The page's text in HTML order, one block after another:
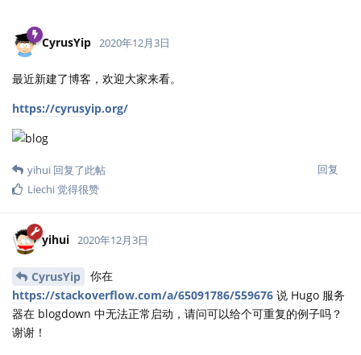
CyrusYip 2020年12月3日
最近新建了博客，欢迎大家来看。
https://cyrusyip.org/
回复
yihui 回复了此帖
Liechi觉得很赞
yihui 2020年12月3日
CyrusYip
你在
https://stackoverflow.com/a/65091786/559676 说 Hugo 服务
器在 blogdown 中无法正常启动，请问可以给个可重复的例子吗？
谢谢！